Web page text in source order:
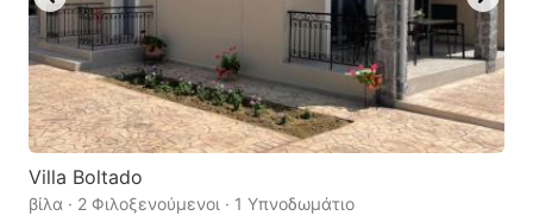
Villa Boltado
βίλα · 2 Φιλοξενούμενοι · 1 Υπνοδωμάτιο